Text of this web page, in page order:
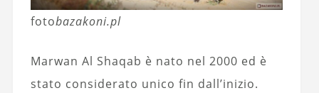
fotobazakoni.pl
Marwan Al Shaqab è nato nel 2000 ed è
stato considerato unico fin dall’inizio.